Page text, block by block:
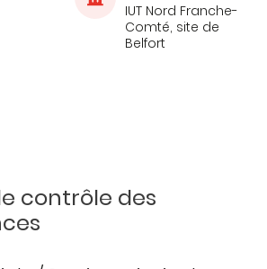
IUT Nord Franche-
Comté, site de
Belfort
contrôle des